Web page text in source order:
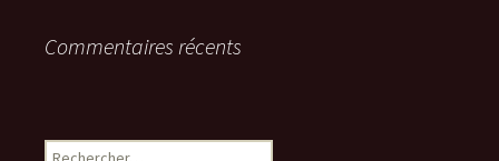
Commentaires récents
Rechercher :